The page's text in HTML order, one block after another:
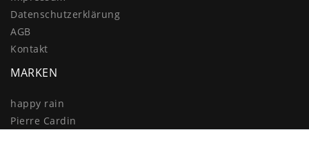
Daten­schutz­erklärung
AGB
Kontakt
MARKEN
happy rain
Pierre Cardin